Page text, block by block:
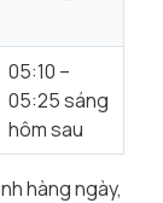
05:10 –
05:25 sáng
hôm sau
hàng ngày,